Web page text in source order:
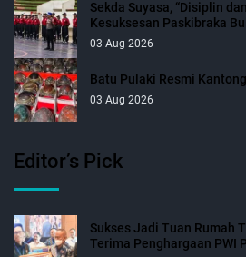
Sekda Suyasa, “Disiplin
Kesuksesan Paskibraka
03 Aug 2026
Batu Pulaki Resmi
03 Aug 2026
Editor’s Pick
Sukses Jadi Tuan Rumah
Terima Penghargaan PWI